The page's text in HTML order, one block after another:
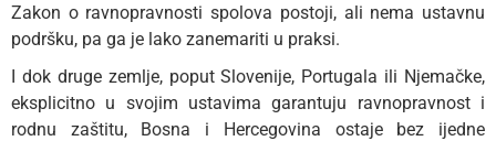
Zakon o ravnopravnosti spolova postoji, ali nema ustavnu
podršku, pa ga je lako zanemariti u praksi.
I dok druge zemlje, poput Slovenije, Portugala ili Njemačke,
eksplicitno u svojim ustavima garantuju ravnopravnost i
rodnu zaštitu, Bosna i Hercegovina ostaje bez ijedne